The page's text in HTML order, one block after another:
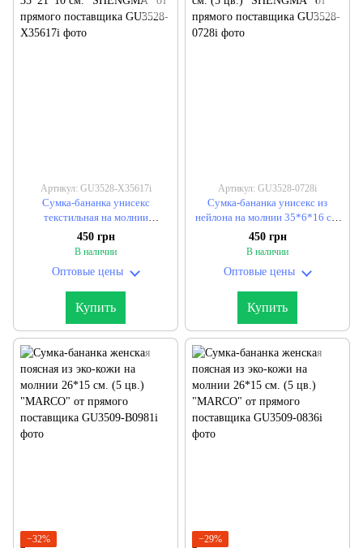
Артикул: GU3528-X35617i
Сумка-бананка унисекс
текстильная на молнии
35*21*10 см. "SHENGMA" от
прямого поставщика
450 грн
В наличии
Оптовые цены
Купить
Артикул: GU3528-0728i
Сумка-бананка унисекс из
нейлона на молнии 35*6*16 см.
(5 цв.) "SHENGMA" от прямого
поставщика
450 грн
В наличии
Оптовые цены
Купить
−32% −29%